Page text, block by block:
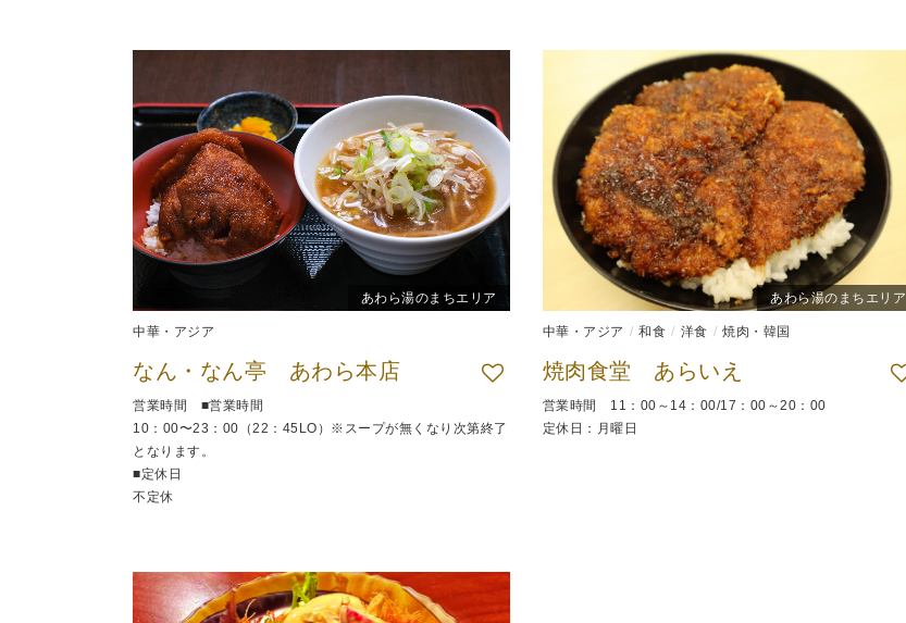
あわら湯のまちエリア
中華・アジア
なん・なん亭 あわら本店
営業時間 ■営業時間
10：00〜23：00（22：45LO）※スープが無くなり次第終了
となります。
■定休日
不定休
あわら湯のまちエリア
中華・アジア 和食 洋食 焼肉・韓国
焼肉食堂 あらいえ
営業時間 11：00～14：00/17：00～20：00
定休日：月曜日